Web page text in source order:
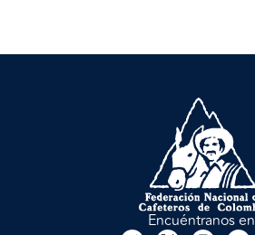
Encuéntranos